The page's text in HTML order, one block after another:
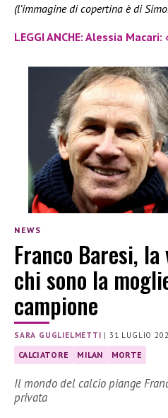
(l’immagine di copertina è di
LEGGI ANCHE: Alessia
NEWS
Franco Baresi,
chi sono la
campione
SARA GUGLIELMETTI |31 LUGLIO
CALCIATORE MILAN MORTE
Il mondo del calcio piange
privata